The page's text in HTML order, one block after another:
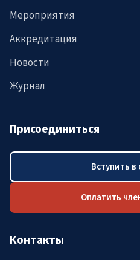
Мероприятия
Аккредитация
Новости
Журнал
Присоединиться
Вступить
Оплатить
Контакты